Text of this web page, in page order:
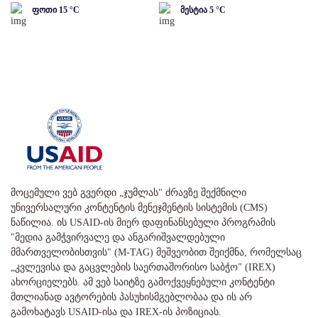
ფოთი 15 °C მესტია 5 °C
მოცემული ვებ გვერდი „ჯუმლას" ძრავზე შექმნილი
უნივერსალური კონტენტის მენეჯმენტის სისტემის (CMS)
ნაწილია. ის USAID-ის მიერ დაფინანსებული პროგრამის
"მედია გამჭვირვალე და ანგარიშვალდებული
მმართველობისთვის" (M-TAG) მეშვეობით შეიქმნა, რომელსაც
„კვლევისა და გაცვლების საერთაშორისო საბჭო" (IREX)
ახორციელებს. ამ ვებ საიტზე გამოქვეყნებული კონტენტი
მთლიანად ავტორების პასუხისმგებლობაა და ის არ
გამოხატავს USAID-ისა და IREX-ის პოზიციას.